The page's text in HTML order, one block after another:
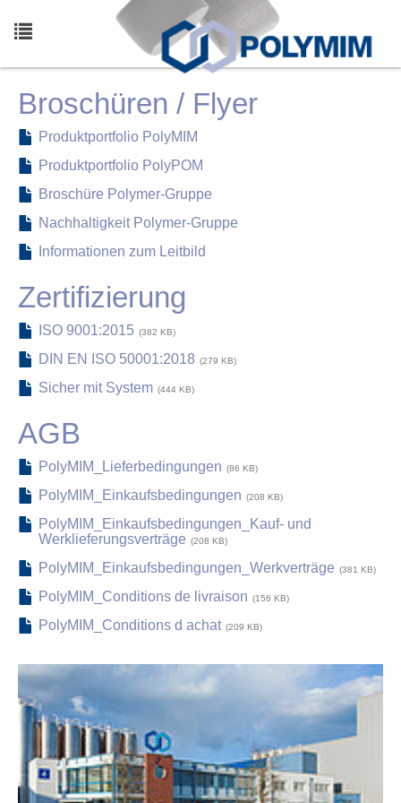
main
Broschüren / Flyer
Produktportfolio PolyMIM
Produktportfolio PolyPOM
Broschüre Polymer-Gruppe
Nachhaltigkeit Polymer-Gruppe
Informationen zum Leitbild
Zertifizierung
ISO 9001:2015 382 KB
DIN EN ISO 50001:2018 279 KB
Sicher mit System 444 KB
AGB
PolyMIM_Lieferbedingungen 86 KB
PolyMIM_Einkaufsbedingungen 208 KB
PolyMIM_Einkaufsbedingungen_Kauf- und
Werklieferungsverträge
208 KB
PolyMIM_Einkaufsbedingungen_Werkverträge 381 KB
PolyMIM_Conditions de livraison 156 KB
PolyMIM_Conditions d achat 209 KB
Show larger version